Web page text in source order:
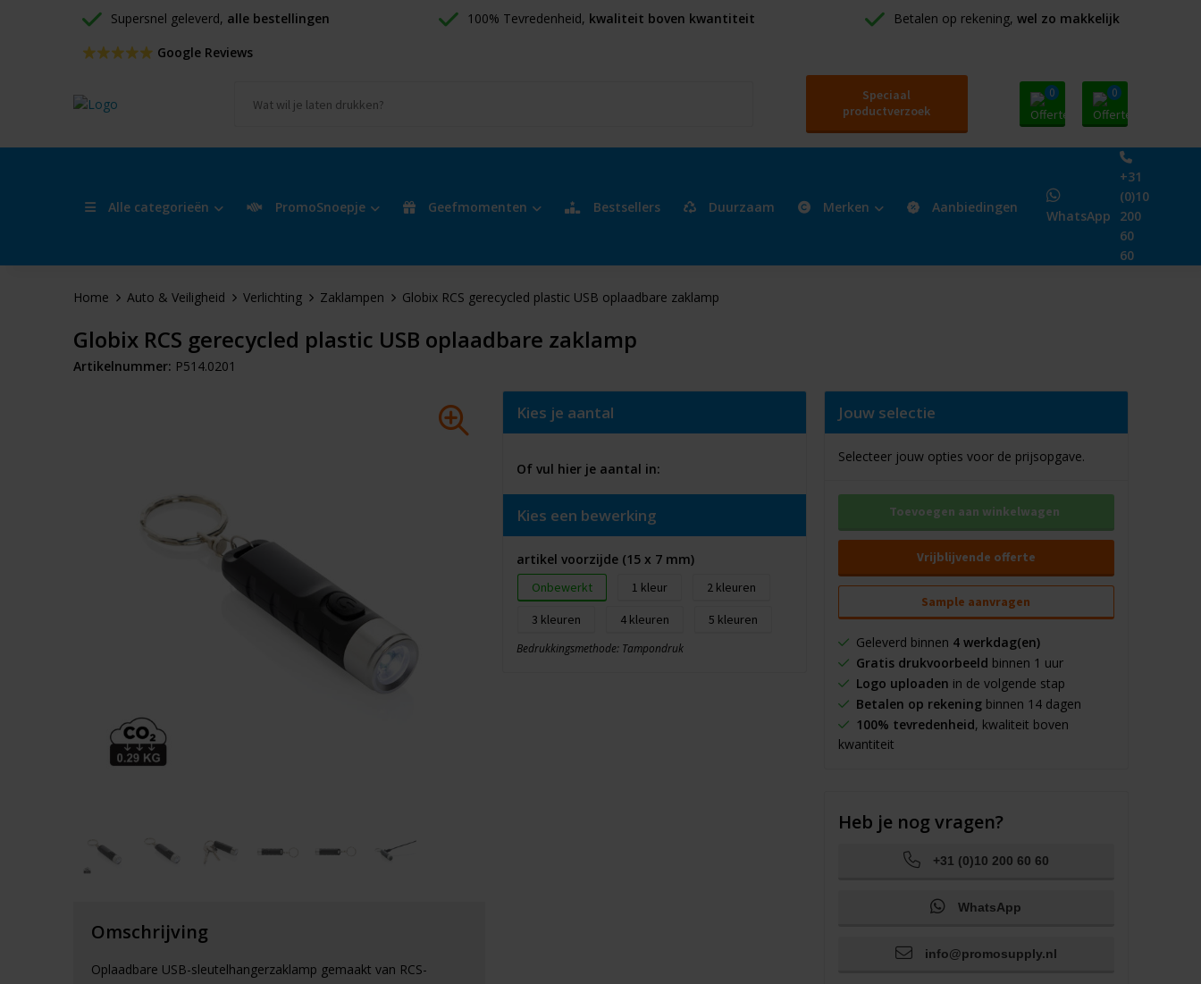
Supersnel geleverd, alle bestellingen 100% Tevredenheid, kwaliteit boven kwantiteit Betalen op rekening, wel zo makkelijk
Google Reviews
Speciaal
productverzoek
0 0
Alle categorieën PromoSnoepje Geefmomenten Bestsellers Duurzaam Merken Aanbiedingen
WhatsApp
+31
(0)10
200
60
60
Home Auto & Veiligheid Verlichting Zaklampen Globix RCS gerecycled plastic USB oplaadbare zaklamp
Globix RCS gerecycled plastic USB oplaadbare zaklamp
Artikelnummer: P514.0201
Omschrijving
Oplaadbare USB-sleutelhangerzaklamp gemaakt van RCS-
Kies je aantal
Of vul hier je aantal in:
Kies een bewerking
artikel voorzijde (15 x 7 mm)
Onbewerkt 1
2
3
4 5
Bedrukkingsmethode: Tampondruk
Jouw selectie
Selecteer jouw opties voor de prijsopgave.
Toevoegen aan winkelwagen
Vrijblijvende offerte
Sample aanvragen
Geleverd binnen 4 werkdag(en)
Gratis drukvoorbeeld binnen 1 uur
Logo uploaden in de volgende stap
Betalen op rekeningbinnen 14 dagen
100% tevredenheid, kwaliteit boven
kwantiteit
Heb je nog vragen?
+31 (0)10 200 60 60
WhatsApp
info@promosupply.nl